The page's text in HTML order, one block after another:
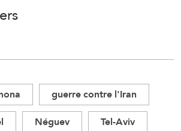
guerre contre l'Iran
Néguev Tel-Aviv